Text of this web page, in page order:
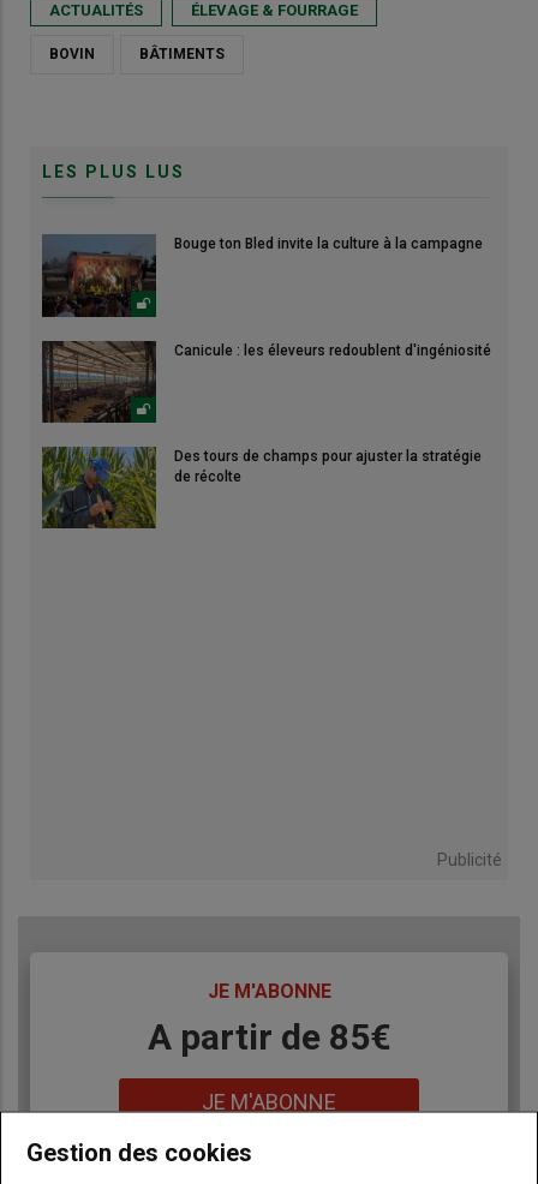
ACTUALITÉS ÉLEVAGE & FOURRAGE
BOVIN BÂTIMENTS
LES PLUS LUS
Bouge ton Bled invite la culture à la campagne
Canicule : les éleveurs redoublent d'ingéniosité
Des tours de champs pour ajuster la stratégie
de récolte
Publicité
JE M'ABONNE
A partir de 85€
JE M'ABONNE
Gestion des cookies